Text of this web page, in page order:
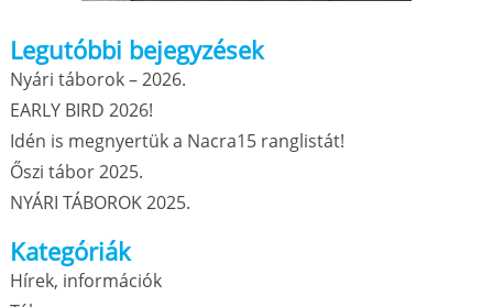
Legutóbbi bejegyzések
Nyári táborok – 2026.
EARLY BIRD 2026!
Idén is megnyertük a Nacra15 ranglistát!
Őszi tábor 2025.
NYÁRI TÁBOROK 2025.
Kategóriák
Hírek, információk